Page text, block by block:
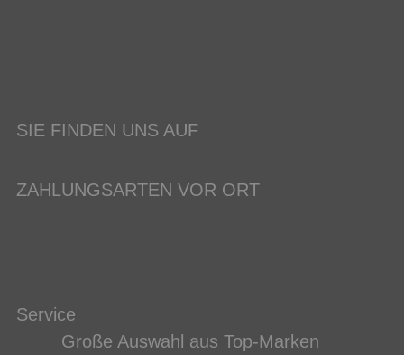
SIE FINDEN UNS AUF
ZAHLUNGSARTEN VOR ORT
Service
Große Auswahl aus Top-Marken